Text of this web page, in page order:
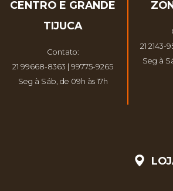
CENTRO E GRANDE
TIJUCA
Contato:
21 99668-8363 | 99775-9265
Seg à Sáb, de 09h às 17h
21 2143-
Seg à